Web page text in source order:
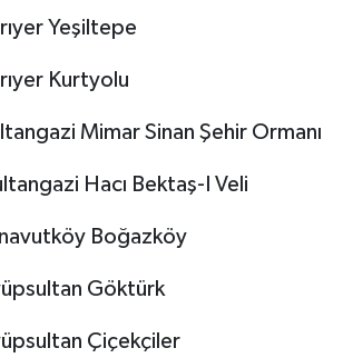
Yeşiltepe
Kurtyolu
Mimar Sinan Şehir Ormanı
Hacı Bektaş-I Veli
Boğazköy
Göktürk
Çiçekçiler